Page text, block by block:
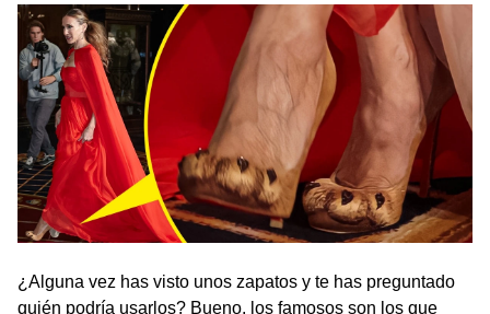
¿Alguna vez has visto unos zapatos y te has preguntado
quién podría usarlos? Bueno, los famosos son los que